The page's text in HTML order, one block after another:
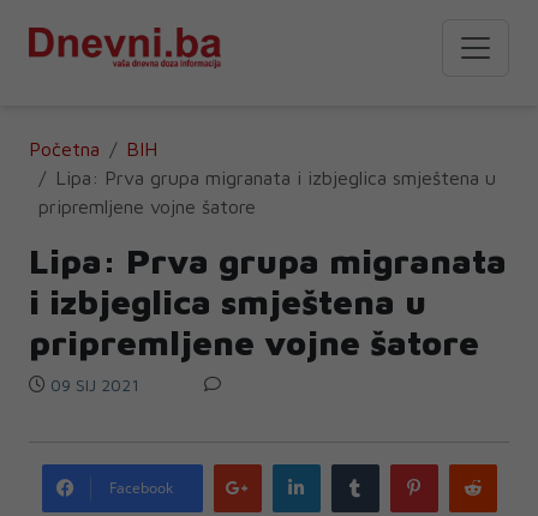
Početna
BIH
Lipa: Prva grupa migranata i izbjeglica smještena u
pripremljene vojne šatore
Lipa: Prva grupa migranata
i izbjeglica smještena u
pripremljene vojne šatore
09 SIJ 2021
Facebook
Google
plus
LinkedIn Tumblr Pinterest